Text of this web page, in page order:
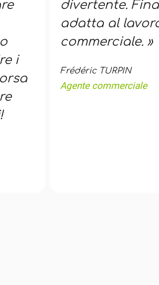
i
divertente.
adatta al
commerciale. »
Frédéric TURPIN
Agente commerciale